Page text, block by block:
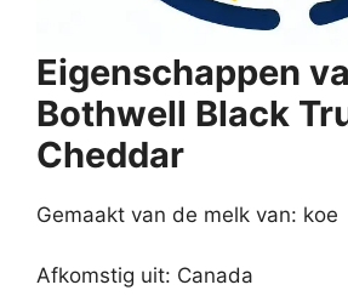
Eigenschappen
Bothwell Black
Cheddar
Gemaakt van de melk van: koe
Afkomstig uit: Canada